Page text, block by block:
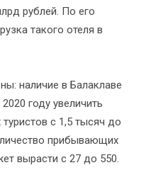
рублей. По его
такого отеля в
наличие в Балаклаве
году увеличить
с 1,5 тысяч до
прибывающих
вырасти с 27 до 550.